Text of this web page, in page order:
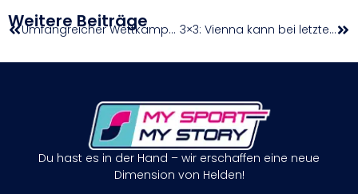
Weitere Beiträge Umfangreicher Wettkampfkalender 2026 veröffentlicht 3×3: Vienna kann bei letztem Challenger des Jahres befreit aufspielen
Du hast es in der Hand – wir erschaffen eine neue
Dimension von Helden!